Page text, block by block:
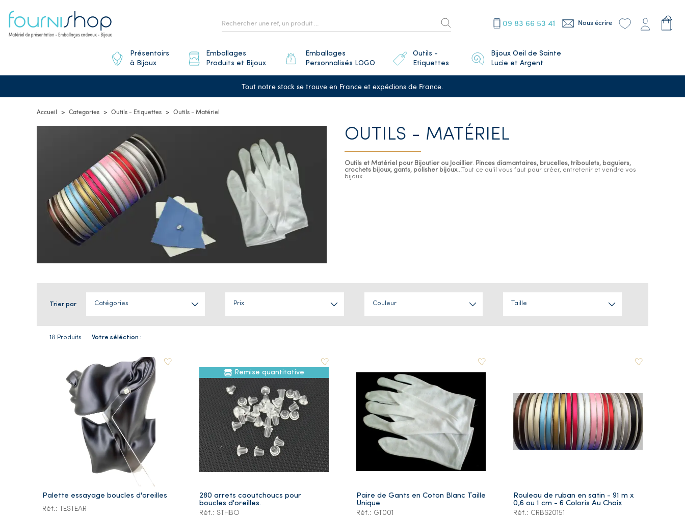
09 83 66 53 41 Nous écrire
Présentoirs
à Bijoux
Emballages
Produits et Bijoux
Emballages
Personnalisés LOGO
Outils -
Etiquettes
Bijoux Oeil de Sainte
Lucie et Argent
Tout notre stock se trouve en France et expédions de France.
Accueil Categories Outils - Etiquettes Outils - Matériel
OUTILS - MATÉRIEL
Outils et Matériel pour Bijoutier ou Joaillier. Pinces diamantaires, brucelles, triboulets, baguiers,
crochets bijoux, gants, polisher bijoux...Tout ce qu'il vous faut pour créer, entretenir et vendre vos
bijoux.
Trier par Catégories Prix Couleur Taille
Votre séléction :
18 Produits
Palette essayage boucles d'oreilles
Réf.: TESTEAR
Remise quantitative
280 arrets caoutchoucs pour
boucles d'oreilles.
Réf.: STHBO
Paire de Gants en Coton Blanc Taille
Unique
Réf.: GT001
Rouleau de ruban en satin - 91 m x
0,6 ou 1 cm - 6 Coloris Au Choix
Réf.: CRBS20151